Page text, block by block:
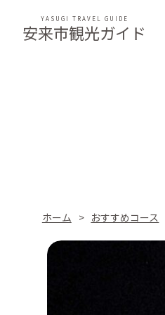
安来市観光ガイド
YASUGI TRAVEL GUIDE
ホーム おすすめコース